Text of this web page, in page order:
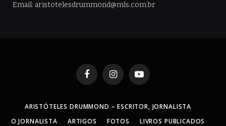
Email: aristotelesdrummond@mls.com.br
FacebookInstagramYouTube
ARISTÓTELES DRUMMOND – ESCRITOR, JORNALISTA
O JORNALISTA
ARTIGOS FOTOS LIVROS PUBLICADOS